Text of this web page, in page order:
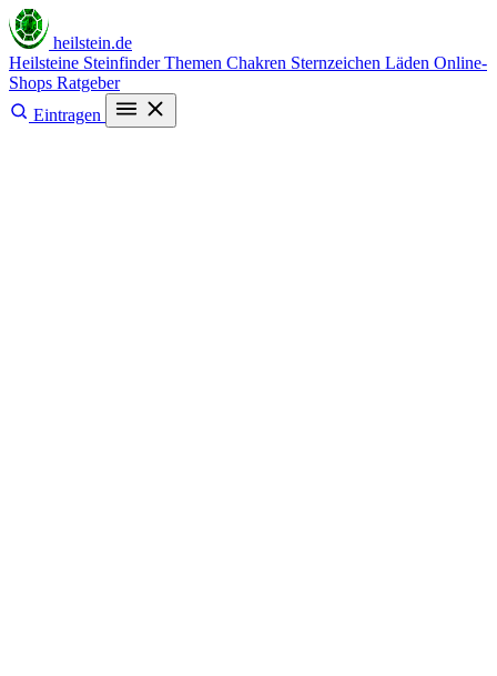
heilstein.de
Heilsteine SteinfinderThemen Chakren Sternzeichen Läden Online-
Shops Ratgeber
Eintragen